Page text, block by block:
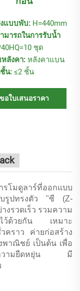
แบบพับ: H=440mm
มารถในการรับน้ำ
ชุด
ลังคา: หลังคาแบน
น: ≤2 ชั้น
ขอใบเสนอราคา
รโมดูลาร์ที่ออกแบบ
บรูปทรงตัว "ซี (Z-
งรวดเร็ว รวมความ
ไว้ด้วยกัน เหมาะ
คราว ค่ายก่อสร้าง
พาณิชย์ เป็นต้น เพื่อ
มีความยืดหยุ่น มี